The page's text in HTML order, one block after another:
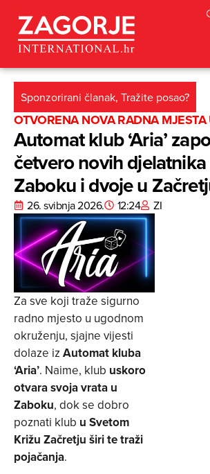
Sponzorirani članak, Tražite posao?
OTVORENA NOVA RADNA
Automat klub ‘Aria’
četvero novih
Zaboku i dvoje u
26. svibnja 2026. 12:24 ZI
Za sve koji traže sigurno
radno mjesto u ugodnom
okruženju, sjajne vijesti
dolaze izAutomat kluba
‘Aria’. Naime, klub uskoro
otvara svoja vrata u
Zaboku, dok se dobro
poznati klub u Svetom
Križu Začretju širi te traži
pojačanja.